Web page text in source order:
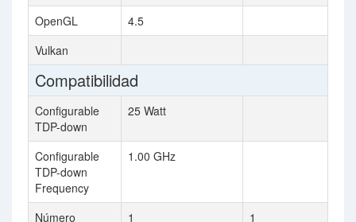
OpenGL
4.5
Vulkan
Compatibilidad
Configurable
TDP-down
25 Watt
Configurable
TDP-down
Frequency
1.00 GHz
Número
1 1